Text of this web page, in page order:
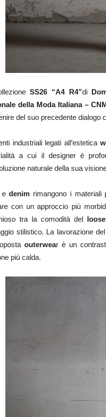
SS26 “A4 R4”di
della Moda Italiana –
del suo precedente dialogo
industriali legati all’estetica
a cui il designer è
naturale della sua
edenim rimangono i
con un approccio più
tra la comodità del
stilistico. La lavorazione
outerwear è un
più calda.